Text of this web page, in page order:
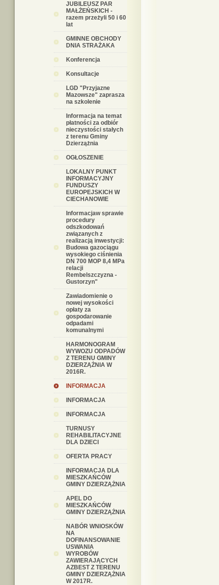
JUBILEUSZ PAR
MAŁŻEŃSKICH -
razem przeżyli 50 i 60
lat
GMINNE OBCHODY
DNIA STRAŻAKA
Konferencja
Konsultacje
LGD "Przyjazne
Mazowsze" zaprasza
na szkolenie
Informacja na temat
płatności za odbiór
nieczystości stałych
z terenu Gminy
Dzierzążnia
OGŁOSZENIE
LOKALNY PUNKT
INFORMACYJNY
FUNDUSZY
EUROPEJSKICH W
CIECHANOWIE
Informacjaw sprawie
procedury
odszkodowań
związanych z
realizacją inwestycji:
Budowa gazociągu
wysokiego ciśnienia
DN 700 MOP 8,4 MPa
relacji
Rembelszczyzna -
Gustorzyn"
Zawiadomienie o
nowej wysokości
opłaty za
gospodarowanie
odpadami
komunalnymi
HARMONOGRAM
WYWOZU ODPADÓW
Z TERENU GMINY
DZIERZĄŻNIA W
2016R.
INFORMACJA
INFORMACJA
INFORMACJA
TURNUSY
REHABILITACYJNE
DLA DZIECI
OFERTA PRACY
INFORMACJA DLA
MIESZKAŃCÓW
GMINY DZIERZĄŻNIA
APEL DO
MIESZKAŃCÓW
GMINY DZIERZĄŻNIA
NABÓR WNIOSKÓW
NA
DOFINANSOWANIE
USWANIA
WYROBÓW
ZAWIERAJĄCYCH
AZBEST Z TERENU
GMINY DZIERZĄŻNIA
W 2017R.